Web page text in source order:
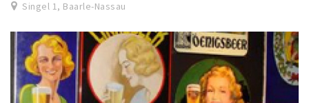
Singel 1, Baarle-Nassau